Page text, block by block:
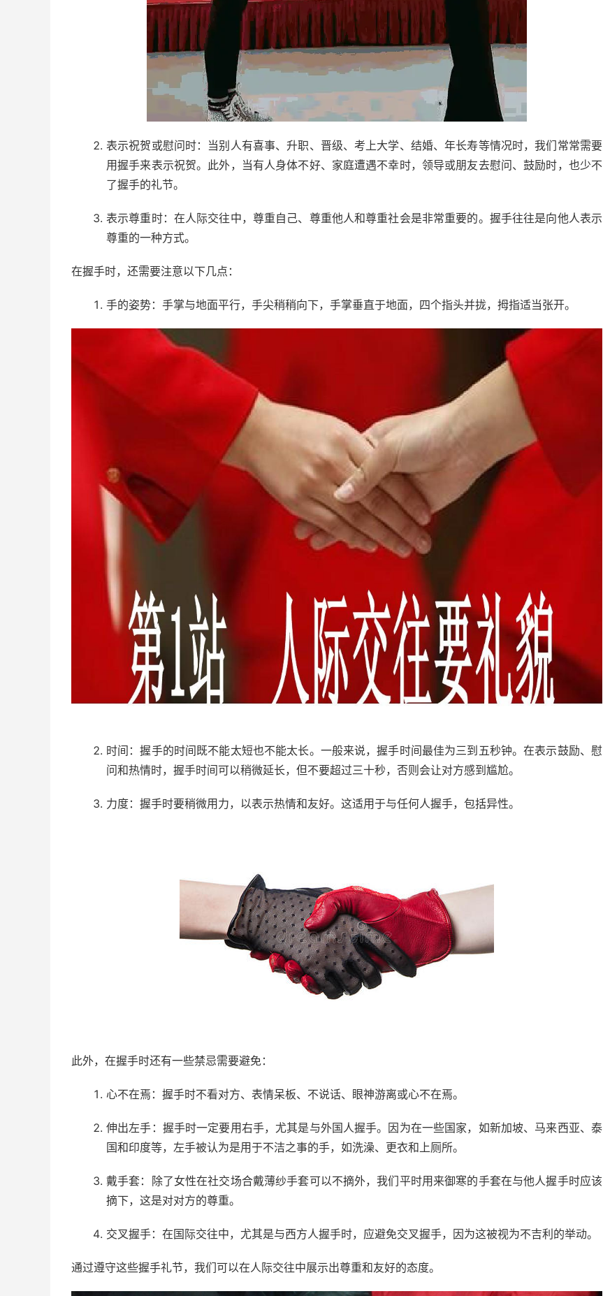
表示祝贺或慰问时：当别人有喜事、升职、晋级、考上大学、结婚、年长寿等情况时，我们常常需要
用握手来表示祝贺。此外，当有人身体不好、家庭遭遇不幸时，领导或朋友去慰问、鼓励时，也少不
了握手的礼节。
表示尊重时：在人际交往中，尊重自己、尊重他人和尊重社会是非常重要的。握手往往是向他人表示
尊重的一种方式。
在握手时，还需要注意以下几点：
手的姿势：手掌与地面平行，手尖稍稍向下，手掌垂直于地面，四个指头并拢，拇指适当张开。
时间：握手的时间既不能太短也不能太长。一般来说，握手时间最佳为三到五秒钟。在表示鼓励、慰
问和热情时，握手时间可以稍微延长，但不要超过三十秒，否则会让对方感到尴尬。
力度：握手时要稍微用力，以表示热情和友好。这适用于与任何人握手，包括异性。
此外，在握手时还有一些禁忌需要避免：
心不在焉：握手时不看对方、表情呆板、不说话、眼神游离或心不在焉。
伸出左手：握手时一定要用右手，尤其是与外国人握手。因为在一些国家，如新加坡、马来西亚、泰
国和印度等，左手被认为是用于不洁之事的手，如洗澡、更衣和上厕所。
戴手套：除了女性在社交场合戴薄纱手套可以不摘外，我们平时用来御寒的手套在与他人握手时应该
摘下，这是对对方的尊重。
交叉握手：在国际交往中，尤其是与西方人握手时，应避免交叉握手，因为这被视为不吉利的举动。
通过遵守这些握手礼节，我们可以在人际交往中展示出尊重和友好的态度。